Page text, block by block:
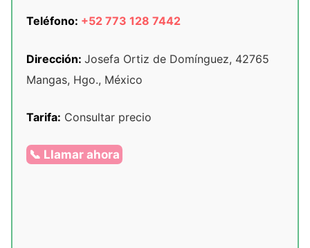
Teléfono: +52 773 128 7442
Dirección: Josefa Ortiz de Domínguez, 42765
Mangas, Hgo., México
Tarifa: Consultar precio
📞 Llamar ahora